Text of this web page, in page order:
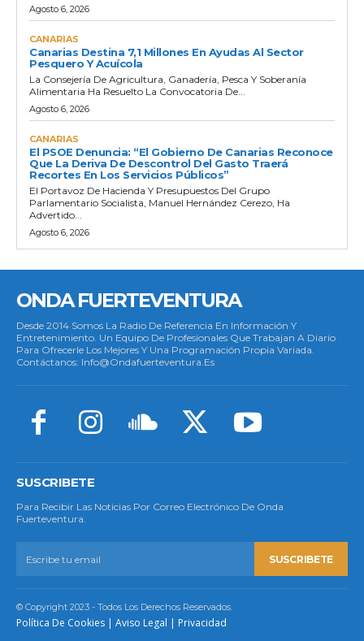
Agosto 6, 2026
CANARIAS
Canarias Destina 7,1 Millones En Ayudas Al Sector
Pesquero Y Acuícola
La Consejería De Agricultura, Ganadería, Pesca Y Soberanía
Alimentaria Ha Resuelto La Convocatoria De...
Agosto 6, 2026
CANARIAS
El PSOE Denuncia: “El Gobierno De Canarias Reconoce
Que La Deriva De Descontrol Del Gasto Traerá
Recortes En Los Servicios Públicos”
El Portavoz De Hacienda Y Presupuestos Del Grupo
Parlamentario Socialista, Manuel Hernández Cerezo, Ha
Advertido...
Agosto 6, 2026
ONDA FUERTEVENTURA
Desde 2014 Somos La Radio De Referencia En Información Y
Entretenimiento. Un Equipo De Profesionales Que Trabajan A Diario
Para Ofrecerle Los Mejores Y Una Programación Propia Variada.
Contáctanos: Info@ondafuerteventura.es
SUSCRIBETE
Para Recibir Las Noticias Por Correo Electrónico De Onda
Fuerteventura.
SUSCRIBETE
© Copyright 2023 - Todos Los Derechos Reservados.
Política De Cookies | Aviso Legal | Privacidad